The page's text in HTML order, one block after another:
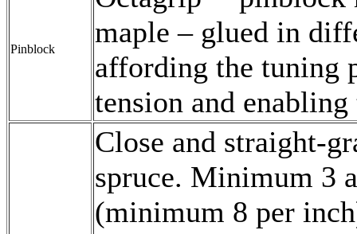
Pinblock
maple – glued in
affording the tuning
tension and
Close and straight-
spruce. Minimum 3
(minimum 8 per